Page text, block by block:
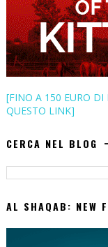
[FINO A 150 EURO DI
QUESTO LINK]
CERCA NEL BLOG
AL SHAQAB: NEW